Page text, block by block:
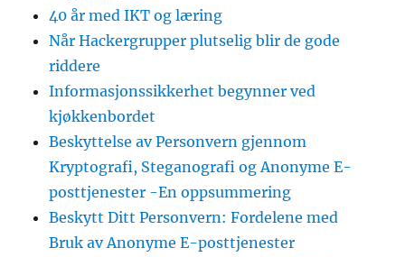
40 år med IKT og læring
Når Hackergrupper plutselig blir de gode
riddere
Informasjonssikkerhet begynner ved
kjøkkenbordet
Beskyttelse av Personvern gjennom
Kryptografi, Steganografi og Anonyme E-
posttjenester -En oppsummering
Beskytt Ditt Personvern: Fordelene med
Bruk av Anonyme E-posttjenester